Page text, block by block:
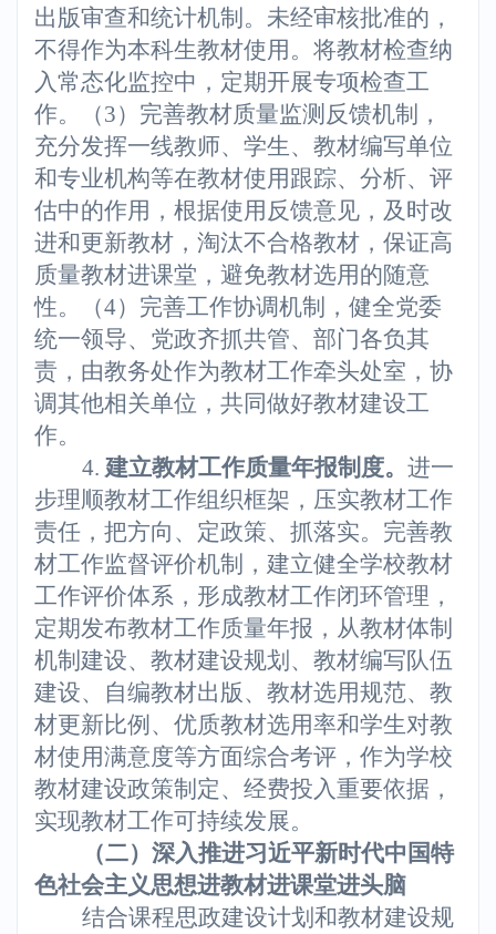
出版审查和统计机制。未经审核批准的，
不得作为本科生教材使用。将教材检查纳
入常态化监控中，定期开展专项检查工
作。（3）完善教材质量监测反馈机制，
充分发挥一线教师、学生、教材编写单位
和专业机构等在教材使用跟踪、分析、评
估中的作用，根据使用反馈意见，及时改
进和更新教材，淘汰不合格教材，保证高
质量教材进课堂，避免教材选用的随意
性。（4）完善工作协调机制，健全党委
统一领导、党政齐抓共管、部门各负其
责，由教务处作为教材工作牵头处室，协
调其他相关单位，共同做好教材建设工
作。
4. 建立教材工作质量年报制度。 进一
步理顺教材工作组织框架，压实教材工作
责任，把方向、定政策、抓落实。完善教
材工作监督评价机制，建立健全学校教材
工作评价体系，形成教材工作闭环管理，
定期发布教材工作质量年报，从教材体制
机制建设、教材建设规划、教材编写队伍
建设、自编教材出版、教材选用规范、教
材更新比例、优质教材选用率和学生对教
材使用满意度等方面综合考评，作为学校
教材建设政策制定、经费投入重要依据，
实现教材工作可持续发展。
（二）深入推进习近平新时代中国特
色社会主义思想进教材进课堂进头脑
结合课程思政建设计划和教材建设规